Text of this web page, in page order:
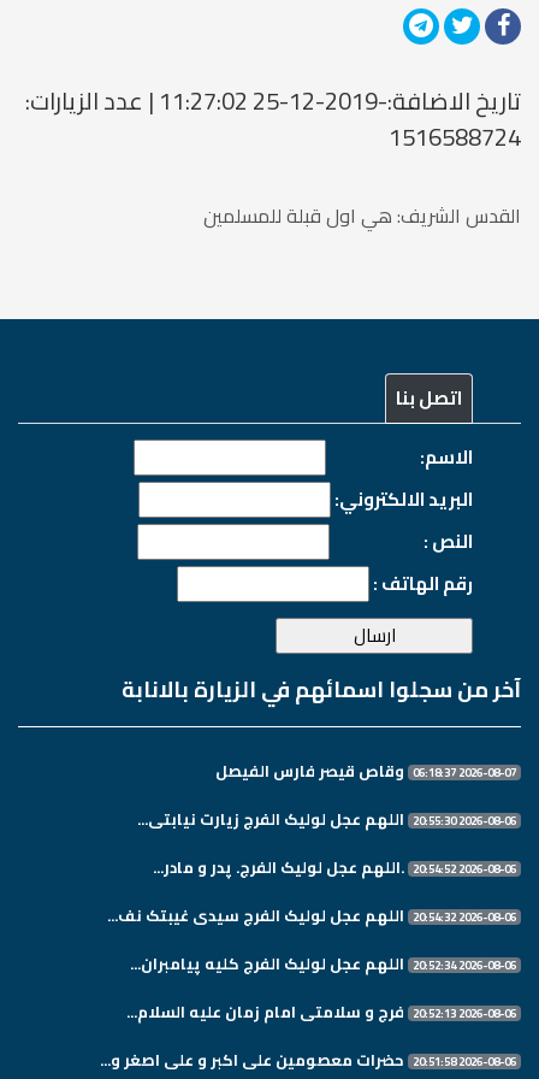
تاريخ الاضافة:-2019-12-25 11:27:02 | عدد الزيارات:
1516588724
القدس الشريف: هي اول قبلة للمسلمين
اتصل بنا
الاسم:
البريد الالكتروني:
النص :
رقم الهاتف :
آخر من سجلوا اسمائهم في الزيارة بالانابة
2026-08-07 06:18:37 وقاص قيصر فارس الفيصل
2026-08-06 20:55:30 اللهم عجل لولیک الفرج زیارت نیابتی...
2026-08-06 20:54:52 .اللهم عجل لولیک الفرج. پدر و مادر...
2026-08-06 20:54:32 اللهم عجل لولیک الفرج سیدی غیبتک نف...
2026-08-06 20:52:34 اللهم عجل لولیک الفرج کلیه پیامبران...
2026-08-06 20:52:13 فرج و سلامتی امام زمان علیه السلام...
2026-08-06 20:51:58 حضرات معصومین علی اکبر و علی اصغر و...